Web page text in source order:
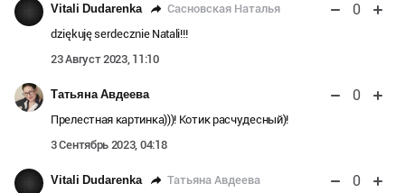
Vitali Dudarenka Сасновская Наталья 0
dziękuję serdecznie Natali!!!
23 Август 2023, 11:10
Татьяна Авдеева 0
Прелестная картинка)))! Котик расчудесный)!
3 Сентябрь 2023, 04:18
Vitali Dudarenka Татьяна Авдеева 0